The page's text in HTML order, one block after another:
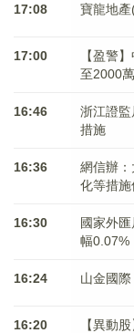
17:08 寶龍地
17:00
【盈警
至2000
16:46
浙江證
措施
16:36
網信辦
化等措
16:30
國家外
幅0.07%
16:24 山金國
16:20
【異動